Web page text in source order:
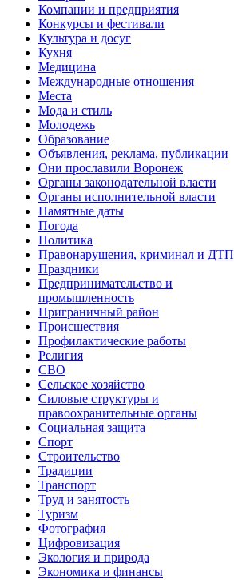
Компании и предприятия
Конкурсы и фестивали
Культура и досуг
Кухня
Медицина
Международные отношения
Места
Мода и стиль
Молодежь
Образование
Объявления, реклама, публикации
Они прославили Воронеж
Органы законодательной власти
Органы исполнительной власти
Памятные даты
Погода
Политика
Правонарушения, криминал и ДТП
Праздники
Предпринимательство и
промышленность
Приграничный район
Происшествия
Профилактические работы
Религия
СВО
Сельское хозяйство
Силовые структуры и
правоохранительные органы
Социальная защита
Спорт
Строительство
Традиции
Транспорт
Труд и занятость
Туризм
Фотография
Цифровизация
Экология и природа
Экономика и финансы